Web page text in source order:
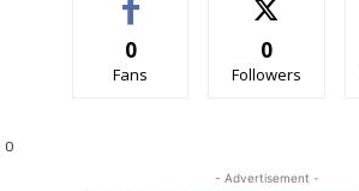
0
0
Fans
0
Followers
- Advertisement -